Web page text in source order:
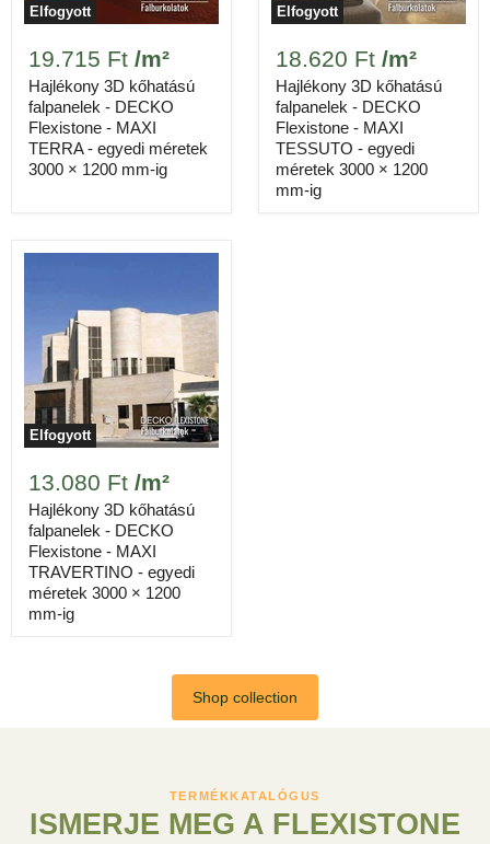
Elfogyott
19.715 Ft /m²
Hajlékony 3D kőhatású
falpanelek - DECKO
Flexistone - MAXI
TERRA - egyedi méretek
3000 × 1200 mm-ig
Elfogyott
18.620 Ft /m²
Hajlékony 3D kőhatású
falpanelek - DECKO
Flexistone - MAXI
TESSUTO - egyedi
méretek 3000 × 1200
mm-ig
Elfogyott
13.080 Ft /m²
Hajlékony 3D kőhatású
falpanelek - DECKO
Flexistone - MAXI
TRAVERTINO - egyedi
méretek 3000 × 1200
mm-ig
Shop collection
TERMÉKKATALÓGUS
ISMERJE MEG A FLEXISTONE